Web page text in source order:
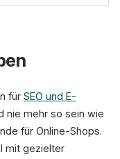
Recherche,
für SEO und E-
nie mehr so sein wie
für Online-Shops.
mit gezielter